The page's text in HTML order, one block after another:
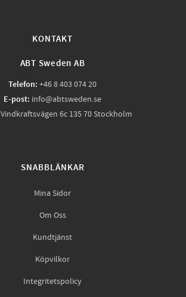
KONTAKT
ABT Sweden AB
Telefon: +46 8 403 074 20
E-post: info@abtsweden.se
Vindkraftsvägen 6c 135 70 Stockholm
SNABBLÄNKAR
Mina Sidor
Om Oss
Kundtjänst
Köpvilkor
Integritetspolicy